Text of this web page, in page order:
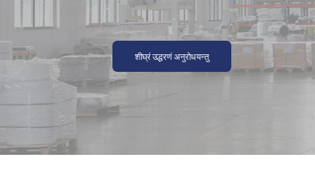
शीघ्रं उद्धरणं अनुरोधयन्तु